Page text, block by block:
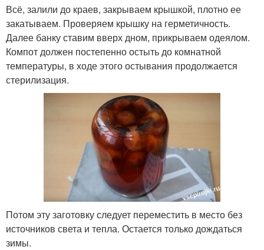
Всё, залили до краев, закрываем крышкой, плотно ее
закатываем. Проверяем крышку на герметичность.
Далее банку ставим вверх дном, прикрываем одеялом.
Компот должен постепенно остыть до комнатной
температуры, в ходе этого остывания продолжается
стерилизация.
Потом эту заготовку следует переместить в место без
источников света и тепла. Остается только дождаться
зимы.